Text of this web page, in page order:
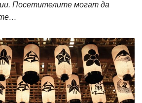
Посетителите могат да